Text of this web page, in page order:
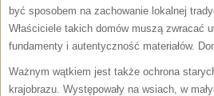
być sposobem na zachowanie lokalnej
Właściciele takich domów muszą zwracać
fundamenty i autentyczność materiałów.
Ważnym wątkiem jest także ochrona
krajobrazu. Występowały na wsiach, w